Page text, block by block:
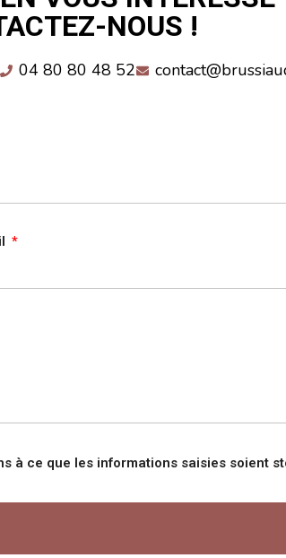
NOUS !
04 80 80 48 52
à ce que les informations saisies soient